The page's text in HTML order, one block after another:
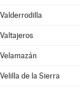
Valderrodilla
Valtajeros
Velamazán
Velilla de la Sierra